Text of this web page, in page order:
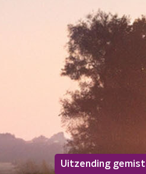
Uitzending gemist